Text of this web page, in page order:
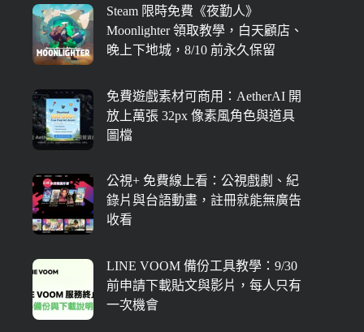
Steam 限時免費《夜勤人》
Moonlighter 領取教學，白天顧店、
晚上下地城，8/10 前永久保留
免費遊戲素材可商用：AetherAI 開
放上萬張 32px 像素風角色與道具
圖檔
公視+ 免費線上看：公視戲劇、紀
錄片與台語動畫，註冊就能無廣告
收看
LINE VOOM 備份工具教學：9/30
前申請下載貼文與影片，每人只有
一次機會